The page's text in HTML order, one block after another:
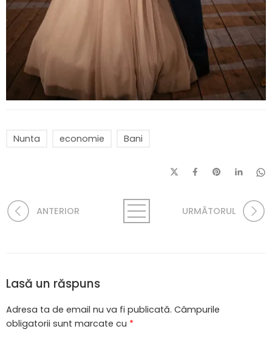
Nunta economie Bani
ANTERIOR URMĂTORUL
Lasă un răspuns
Adresa ta de email nu va fi publicată. Câmpurile
obligatorii sunt marcate cu *